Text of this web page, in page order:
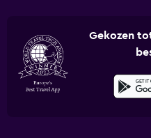
Gekozen